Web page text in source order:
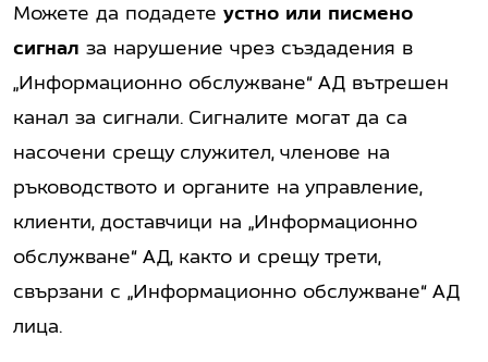
Можете да подадете устно или писмено
сигнал за нарушение чрез създадения в
„Информационно обслужване“ АД вътрешен
канал за сигнали. Сигналите могат да са
насочени срещу служител, членове на
ръководството и органите на управление,
клиенти, доставчици на „Информационно
обслужване“ АД, както и срещу трети,
свързани с „Информационно обслужване“ АД
лица.